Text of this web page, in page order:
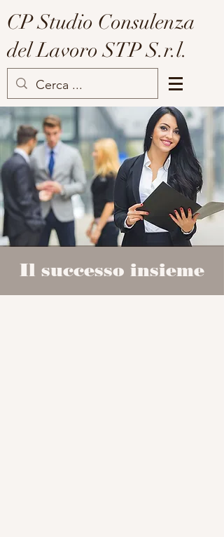
CP Studio Consulenza
del Lavoro STP S.r.l.
Il successo insieme